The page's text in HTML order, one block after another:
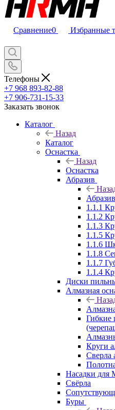
Сравнение0 Избранные
Телефоны
+7 968 893-82-88
+7 906-731-15-33
Заказать звонок
Каталог
Назад
Каталог
Оснастка
Назад
Оснастка
Абразив
Абразив
1.1.1
1.1.2
1.1.3
1.1.5
1.1.6
1.1.8
1.1.7
1.1.4
Диски
Алмазная
Гибкие
Круги
Сверла
Насадки
Свёрла
Буры